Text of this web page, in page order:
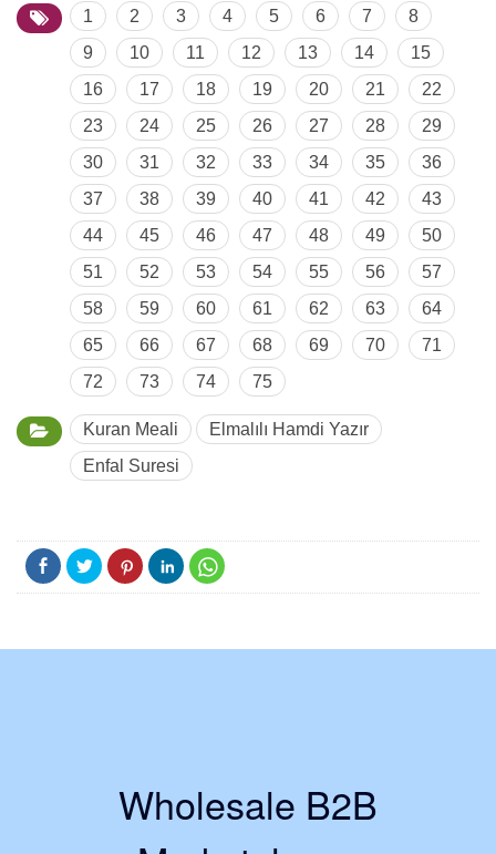
1 2 3 4 5 6 7
8
9
10 11 12 13 14
15
16
17 18 19 20 21
22
23
24 25 26 27 28
29
30
31 32 33 34 35
36
37
38 39 40 41 42
43
44
45 46 47 48 49
50
51
52 53 54 55 56
57
58
59 60 61 62 63
64
65
66 67 68 69 70
71
72
73 74 75
Kuran Meali
Elmalılı Hamdi Yazır
Enfal Suresi
Wholesale B2B